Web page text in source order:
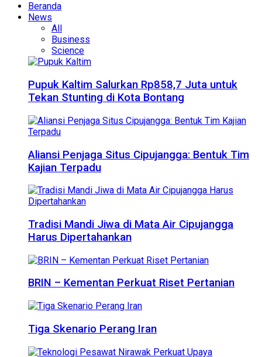
Beranda
News
All
Business
Science
Pupuk Kaltim Salurkan Rp858,7 Juta untuk
Tekan Stunting di Kota Bontang
Aliansi Penjaga Situs Cipujangga: Bentuk Tim
Kajian Terpadu
Tradisi Mandi Jiwa di Mata Air Cipujangga
Harus Dipertahankan
BRIN – Kementan Perkuat Riset Pertanian
Tiga Skenario Perang Iran